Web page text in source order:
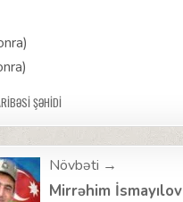
ŞƏHIDI
Növbəti →
Mirrəhim İsmayılov